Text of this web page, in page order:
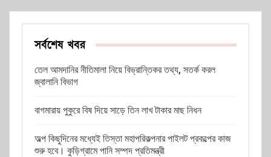
সর্বশেষ খবর
তেল আমদানির নীতিমালা নিয়ে বিভ্রান্তিকর তথ্য, সতর্ক করল
জ্বালানি বিভাগ
বাগমারায় পুকুরে বিষ দিয়ে সাড়ে তিন লাখ টাকার মাছ নিধন
অল্প কিছুদিনের মধ্যেই তিস্তা মহাপরিকল্পনার পাইলট প্রকল্পের কাজ
শুরু হবে। কুড়িগ্রামে পানি সম্পদ প্রতিমন্ত্রী